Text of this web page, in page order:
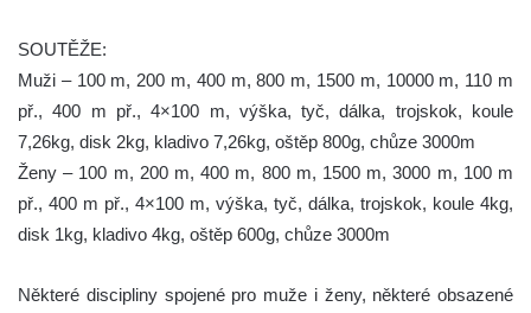
SOUTĚŽE:
Muži – 100 m, 200 m, 400 m, 800 m, 1500 m, 10000 m, 110 m
př., 400 m př., 4×100 m, výška, tyč, dálka, trojskok, koule
7,26kg, disk 2kg, kladivo 7,26kg, oštěp 800g, chůze 3000m
Ženy – 100 m, 200 m, 400 m, 800 m, 1500 m, 3000 m, 100 m
př., 400 m př., 4×100 m, výška, tyč, dálka, trojskok, koule 4kg,
disk 1kg, kladivo 4kg, oštěp 600g, chůze 3000m
Některé discipliny spojené pro muže i ženy, některé obsazené